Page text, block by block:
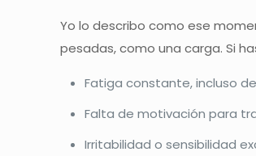
Yo lo describo como ese
pesadas, como una carga. Si
Fatiga constante, incluso
Falta de motivación para
Irritabilidad o sensibilidad